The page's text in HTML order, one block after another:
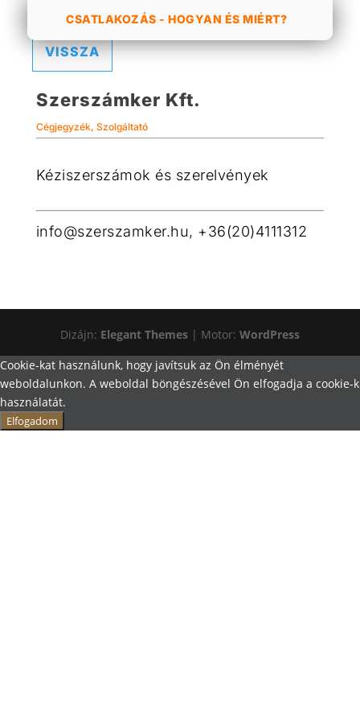
CSATLAKOZÁS - HOGYAN ÉS MIÉRT?
VISSZA
Szerszámker Kft.
Cégjegyzék, Szolgáltató
Kéziszerszámok és szerelvények
info@szerszamker.hu, +36(20)4111312
Dizájn: Elegant Themes| Motor: WordPress
Cookie-kat használunk, hogy javítsuk az Ön élményét
weboldalunkon. A weboldal böngészésével Ön elfogadja a cookie-k
használatát.
Elfogadom